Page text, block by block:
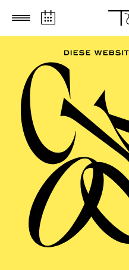
Zum Hauptinhalt springen